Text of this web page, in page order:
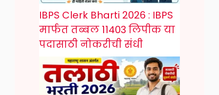
IBPS Clerk Bharti 2026 : IBPS
मार्फत तब्बल 11403 लिपीक या
पदासाठी नोकरीची संधी